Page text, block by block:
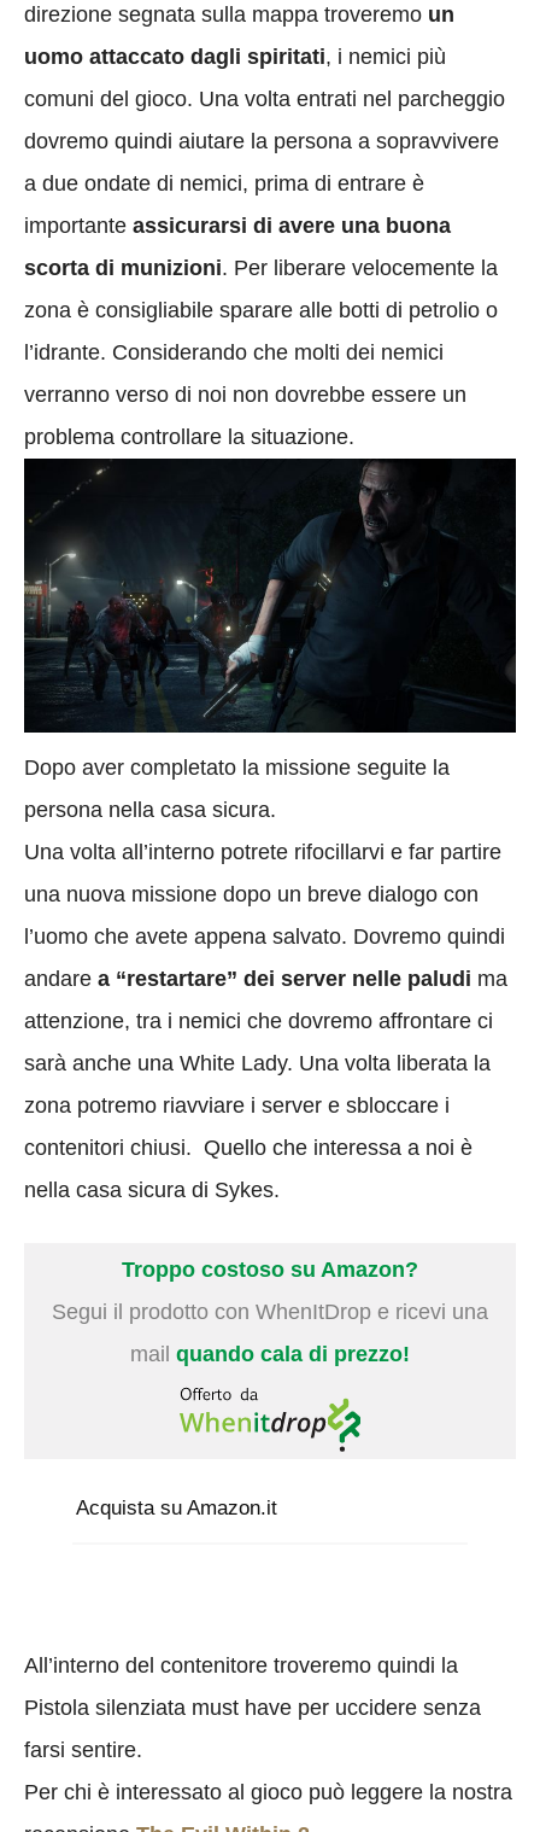
direzione segnata sulla mappa troveremo un
uomo attaccato dagli spiritati, i nemici più
comuni del gioco. Una volta entrati nel parcheggio
dovremo quindi aiutare la persona a sopravvivere
a due ondate di nemici, prima di entrare è
importante assicurarsi di avere una buona
scorta di munizioni. Per liberare velocemente la
zona è consigliabile sparare alle botti di petrolio o
l’idrante. Considerando che molti dei nemici
verranno verso di noi non dovrebbe essere un
problema controllare la situazione.
Dopo aver completato la missione seguite la
persona nella casa sicura.
Una volta all’interno potrete rifocillarvi e far partire
una nuova missione dopo un breve dialogo con
l’uomo che avete appena salvato. Dovremo quindi
andare a “restartare” dei server nelle paludi ma
attenzione, tra i nemici che dovremo affrontare ci
sarà anche una White Lady. Una volta liberata la
zona potremo riavviare i server e sbloccare i
contenitori chiusi. Quello che interessa a noi è
nella casa sicura di Sykes.
Troppo costoso su Amazon?
Segui il prodotto con WhenItDrop e ricevi una
mail quando cala di prezzo!
Acquista su Amazon.it
All’interno del contenitore troveremo quindi la
Pistola silenziata must have per uccidere senza
farsi sentire.
Per chi è interessato al gioco può leggere la nostra